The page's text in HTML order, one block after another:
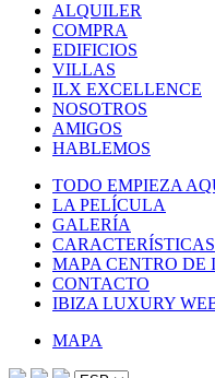
ALQUILER
COMPRA
EDIFICIOS
VILLAS
ILX EXCELLENCE
NOSOTROS
AMIGOS
HABLEMOS
TODO EMPIEZA
LA PELÍCULA
GALERÍA
CARACTERÍSTICAS
MAPA CENTRO DE
CONTACTO
IBIZA LUXURY
MAPA